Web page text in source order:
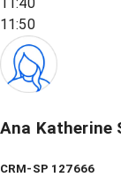
11:50
Ana Katherine
CRM-SP 127666